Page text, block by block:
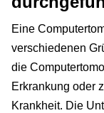
Eine
verschiedenen
die
Erkrankung oder
Krankheit. Die